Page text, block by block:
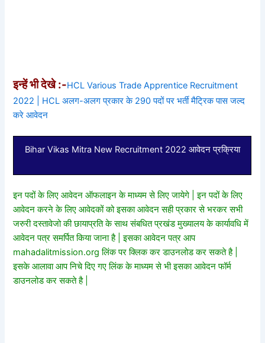
इन्हें भी देखे :-HCL Various Trade Apprentice Recruitment
2022 | HCL अलग-अलग प्रकार के 290 पदों पर भर्ती मैट्रिक पास जल्द
करे आवेदन
Bihar Vikas Mitra New Recruitment 2022 आवेदन प्रक्रिया
इन पदों के लिए आवेदन ऑफलाइन के माध्यम से लिए जायेगे | इन पदों के लिए
आवेदन करने के लिए आवेदकों को इसका आवेदन सही प्रकार से भरकर सभी
जरुरी दस्तावेजो की छायाप्रति के साथ संबधित प्रखंड मुख्यालय के कार्यावधि में
आवेदन पत्र समर्पित किया जाना है | इसका आवेदन पत्र आप
mahadalitmission.org लिंक पर क्लिक कर डाउनलोड कर सकते है |
इसके आलावा आप निचे दिए गए लिंक के माध्यम से भी इसका आवेदन फॉर्म
डाउनलोड कर सकते है |